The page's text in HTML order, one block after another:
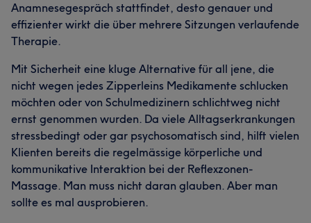
Anamnesegespräch stattfindet, desto genauer und
effizienter wirkt die über mehrere Sitzungen verlaufende
Therapie.
Mit Sicherheit eine kluge Alternative für all jene, die
nicht wegen jedes Zipperleins Medikamente schlucken
möchten oder von Schulmedizinern schlichtweg nicht
ernst genommen wurden. Da viele Alltagserkrankungen
stressbedingt oder gar psychosomatisch sind, hilft vielen
Klienten bereits die regelmässige körperliche und
kommunikative Interaktion bei der Reflexzonen-
Massage. Man muss nicht daran glauben. Aber man
sollte es mal ausprobieren.